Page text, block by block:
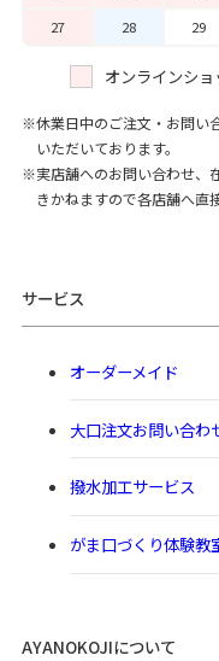
27
28 29
オンラインシ
休業日中のご注文・お問い
いただいております。
実店舗へのお問い合わせ、
きかねますので各店舗へ直
サービス
オーダーメイド
大口注文お問い合わ
撥水加工サービス
がま口づくり体験教
AYANOKOJIについて